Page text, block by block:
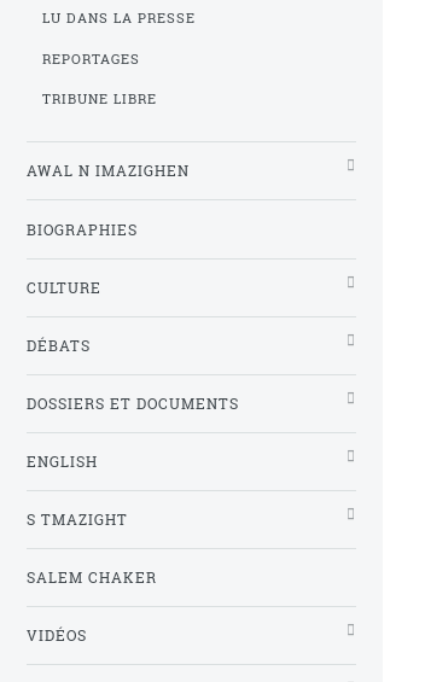
LU DANS LA PRESSE
REPORTAGES
TRIBUNE LIBRE
AWAL N IMAZIGHEN
BIOGRAPHIES
CULTURE
DÉBATS
DOSSIERS ET DOCUMENTS
ENGLISH
S TMAZIGHT
SALEM CHAKER
VIDÉOS